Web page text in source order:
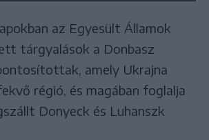
az Egyesült Államok
tárgyalások a Donbasz
amely Ukrajna
régió, és magában foglalja
Donyeck és Luhanszk